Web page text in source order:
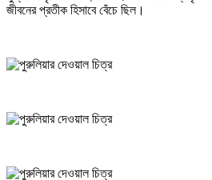
জীবনের প্রতীক হিসাবে বেঁচে ছিল।